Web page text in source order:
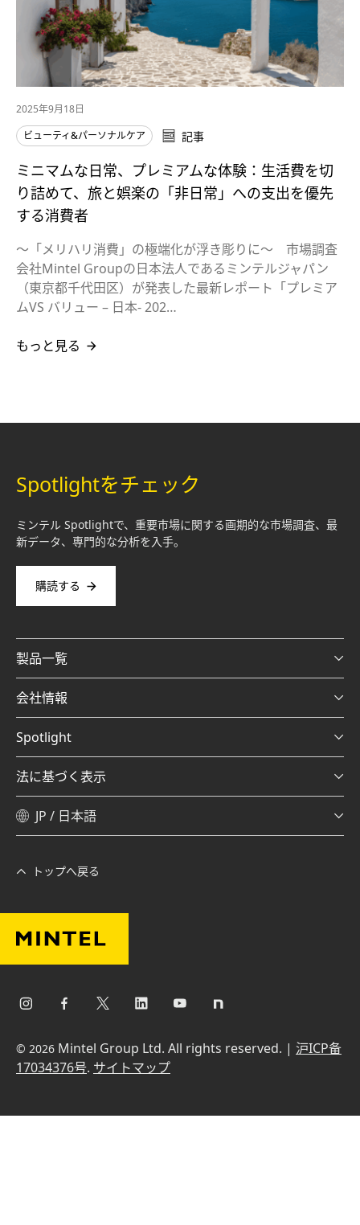
2025年9月18日
ビューティ&パーソナルケア
記事
ミニマムな日常、プレミアムな体験：生活費を切
り詰めて、旅と娯楽の「非日常」への支出を優先
する消費者
～「メリハリ消費」の極端化が浮き彫りに～​ 市場調査
会社Mintel Groupの日本法人であるミンテルジャパン
（東京都千代田区）が発表した最新レポート「プレミア
ムVS バリュー – 日本- 202…
もっと見る
Spotlightをチェック
ミンテル Spotlightで、重要市場に関する画期的な市場調査、最
新データ、専門的な分析を入手。
購読する
製品一覧
会社情報
Spotlight
法に基づく表示
JP / 日本語
トップへ戻る
© 2026 Mintel Group Ltd. All rights reserved. | 沪ICP备
17034376号. サイトマップ